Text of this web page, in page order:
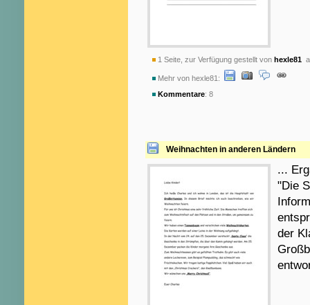
1 Seite, zur Verfügung gestellt von hexle81
Mehr von hexle81:
Kommentare: 8
Weihnachten in anderen Ländern
...
"Die
der